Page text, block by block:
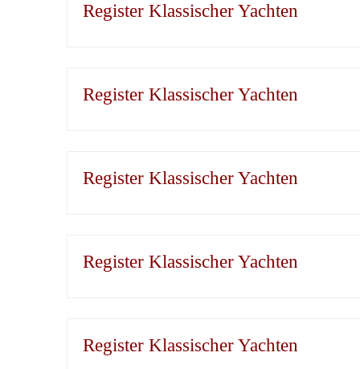
Register Klassischer Yachten
Register Klassischer Yachten
Register Klassischer Yachten
Register Klassischer Yachten
Register Klassischer Yachten